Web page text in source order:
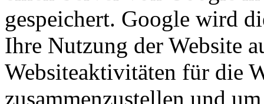
gespeichert. Google wird
Ihre Nutzung der Website
Websiteaktivitäten für die
zusammenzustellen und